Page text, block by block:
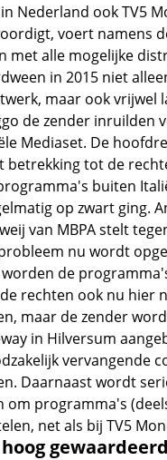
Nederland ook TV5
voert namens
met alle mogelijke
in 2015 niet
maar ook vrijwel
de zender inruilden
Mediaset. De
betrekking tot de
buiten
op zwart ging.
van MBPA stelt
nu wordt
de
rechten ook nu hier
maar de zender
in Hilversum
vervangende
Daarnaast wordt
om programma's
net als bij TV5
gewaardeerd